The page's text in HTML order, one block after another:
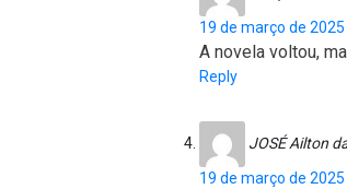
19 de março de 2025
A novela voltou,
Reply
JOSÉ Ailton
19 de março de 2025